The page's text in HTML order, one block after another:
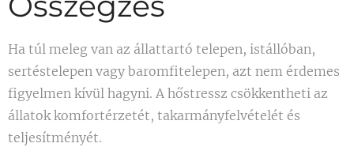
Ha túl meleg van az állattartó telepen, istállóban,
sertéstelepen vagy baromfitelepen, azt nem érdemes
figyelmen kívül hagyni. A hőstressz csökkentheti az
állatok komfortérzetét, takarmányfelvételét és
teljesítményét.